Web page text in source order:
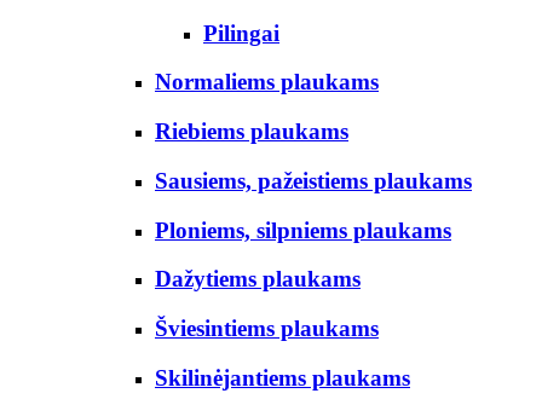
Pilingai
Normaliems plaukams
Riebiems plaukams
Sausiems, pažeistiems plaukams
Ploniems, silpniems plaukams
Dažytiems plaukams
Šviesintiems plaukams
Skilinėjantiems plaukams